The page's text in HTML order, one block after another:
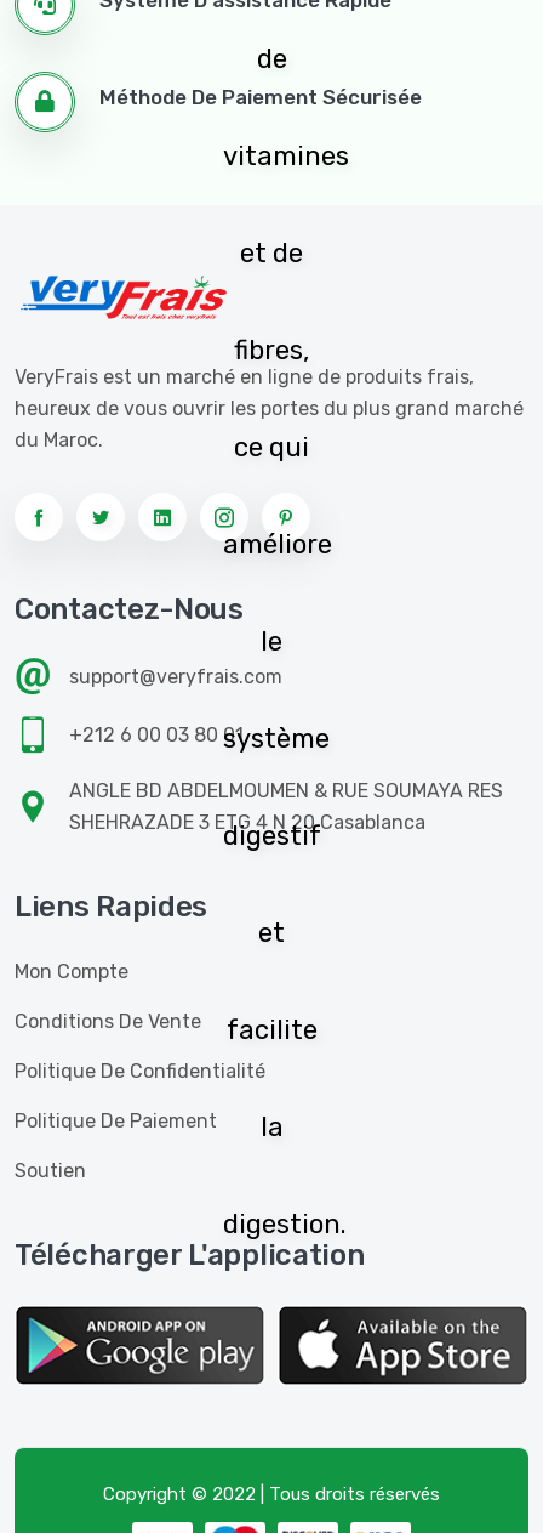
de
vitamines
et de
fibres,
ce qui
améliore
le
système
digestif
et
facilite
la
digestion.
Méthode De Paiement Sécurisée
VeryFrais est un marché en ligne de produits frais,
heureux de vous ouvrir les portes du plus grand marché
du Maroc.
Contactez-Nous
support@veryfrais.com
+212 6 00 03 80 01
ANGLE BD ABDELMOUMEN & RUE SOUMAYA RES
SHEHRAZADE 3 ETG 4 N 20 Casablanca
Liens Rapides
Mon Compte
Conditions De Vente
Politique De Confidentialité
Politique De Paiement
Soutien
Télécharger L'application
Copyright © 2022 | Tous droits réservés